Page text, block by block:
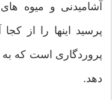
آشامیدنى و میوه‏
پرسید اینها را از
پروردگارى است که
دهد.